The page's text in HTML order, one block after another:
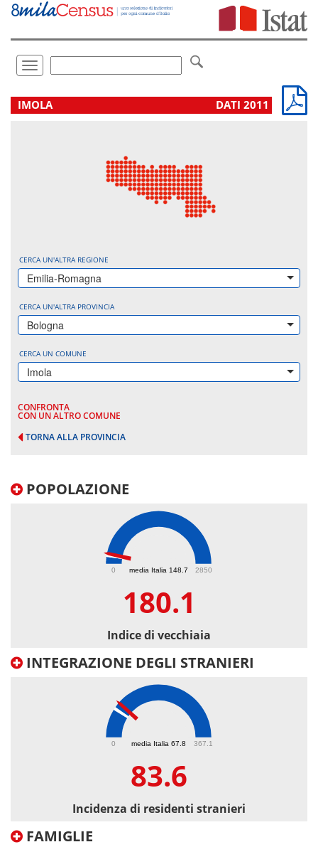
Vai
direttamente
Toggle
navigation
.
IMOLA DATI 2011
CERCA UN'ALTRA REGIONE
Emilia-Romagna
CERCA UN'ALTRA PROVINCIA
Bologna
CERCA UN COMUNE
Imola
CONFRONTA
CON UN ALTRO COMUNE
TORNA ALLA PROVINCIA
POPOLAZIONE
media Italia 148.7
0 2850
180.1
Indice di vecchiaia
INTEGRAZIONE DEGLI STRANIERI
media Italia 67.8
0 367.1
83.6
Incidenza di residenti stranieri
FAMIGLIE